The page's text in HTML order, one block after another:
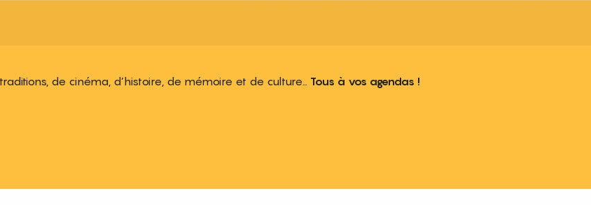
de cinéma, d’histoire, de mémoire et de culture… Tous à vos agendas !